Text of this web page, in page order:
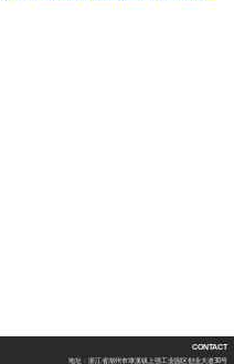
CONTACT
地址：浙江省湖州市埭溪镇上强工业园区创业大道30号